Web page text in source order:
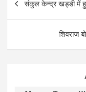
संकुल केन्द्र खड्डी में
शिवराज